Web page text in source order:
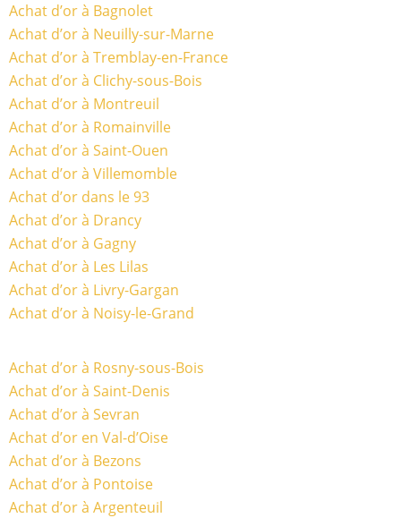
Achat d’or à Bagnolet
Achat d’or à Neuilly-sur-Marne
Achat d’or à Tremblay-en-France
Achat d’or à Clichy-sous-Bois
Achat d’or à Montreuil
Achat d’or à Romainville
Achat d’or à Saint-Ouen
Achat d’or à Villemomble
Achat d’or dans le 93
Achat d’or à Drancy
Achat d’or à Gagny
Achat d’or à Les Lilas
Achat d’or à Livry-Gargan
Achat d’or à Noisy-le-Grand
Achat d’or à Rosny-sous-Bois
Achat d’or à Saint-Denis
Achat d’or à Sevran
Achat d’or en Val-d’Oise
Achat d’or à Bezons
Achat d’or à Pontoise
Achat d’or à Argenteuil